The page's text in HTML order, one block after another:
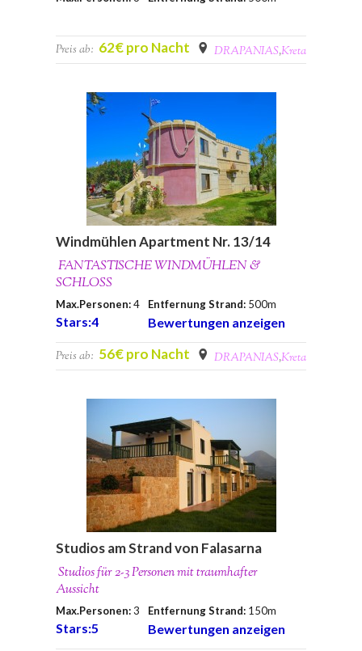
Preis ab: 62€ pro Nacht DRAPANIAS,Kreta
Windmühlen Apartment Nr. 13/14
FANTASTISCHE WINDMÜHLEN &
SCHLOSS
Max.Personen:4 Entfernung Strand: 500m
Stars:4 Bewertungen anzeigen
Preis ab: 56€ pro Nacht DRAPANIAS,Kreta
Studios am Strand von Falasarna
Studios für 2-3 Personen mit traumhafter
Aussicht
Max.Personen:3 Entfernung Strand: 150m
Stars:5 Bewertungen anzeigen